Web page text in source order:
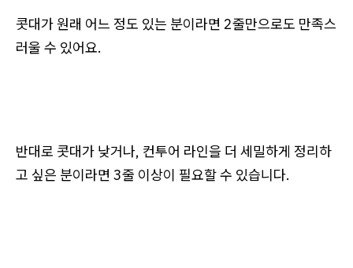
콧대가 원래 어느 정도 있는 분이라면 2줄만으로도 만족스
러울 수 있어요.
반대로 콧대가 낮거나, 컨투어 라인을 더 세밀하게 정리하
고 싶은 분이라면 3줄 이상이 필요할 수 있습니다.